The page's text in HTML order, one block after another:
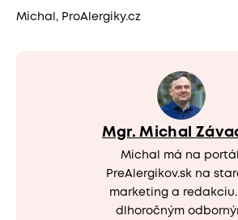
Michal, ProAlergiky.cz
Mgr. Michal
Michal má na
PreAlergikov.sk na
marketing a redakciu.
dlhoročným